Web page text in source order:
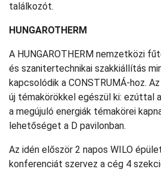
találkozót.
HUNGAROTHERM
A HUNGAROTHERM nemzetközi
és szanitertechnikai szakkiállítás
kapcsolódik a CONSTRUMÁ-hoz.
új témakörökkel egészül ki: ezúttal
a megújuló energiák témakörei
lehetőséget a D pavilonban.
Az idén először 2 napos WILO
konferenciát szervez a cég 4